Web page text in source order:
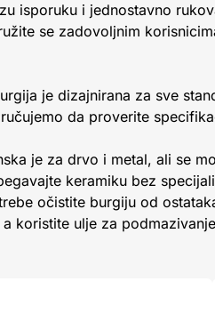
isporuku i jednostavno
se zadovoljnim
je dizajnirana za sve
da proverite
je za drvo i metal, ali se
keramiku bez
očistite burgiju od
koristite ulje za